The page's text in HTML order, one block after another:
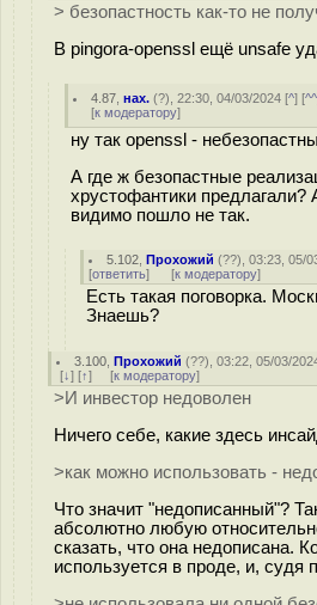
> безопастность как-то не
В pingora-openssl ещё unsafe
4.87 ,нах. (?), 22:30, 04/03/2024 [^] [^^
[к модератору]
ну так openssl -
А где ж безопастные
хрустофантики предлагали?
видимо пошло не так.
5.102 ,Прохожий (??), 03:23, 05/
[ответить] [к модератору]
Есть такая поговорка.
Знаешь?
3.100 ,Прохожий (??), 03:22, 05/03/
[↓] [↑] [к модератору]
>И инвестор недоволен
Ничего себе, какие здесь
>как можно использовать -
Что значит "недописанный"?
абсолютно любую
сказать, что она недописана.
используется в проде, и, судя